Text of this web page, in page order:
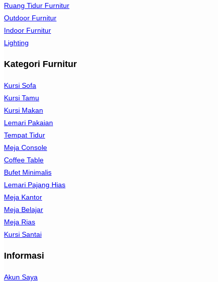
Ruang Tidur Furnitur
Outdoor Furnitur
Indoor Furnitur
Lighting
Kategori Furnitur
Kursi Sofa
Kursi Tamu
Kursi Makan
Lemari Pakaian
Tempat Tidur
Meja Console
Coffee Table
Bufet Minimalis
Lemari Pajang Hias
Meja Kantor
Meja Belajar
Meja Rias
Kursi Santai
Informasi
Akun Saya